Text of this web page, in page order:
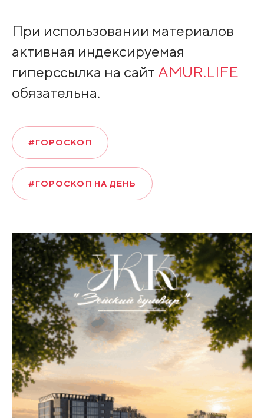
При использовании материалов
активная индексируемая
гиперссылка на сайт AMUR.LIFE
обязательна.
#ГОРОСКОП
#ГОРОСКОП НА ДЕНЬ